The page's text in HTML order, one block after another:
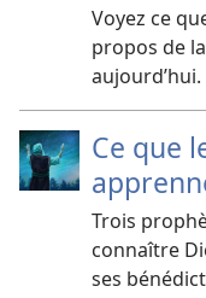
Voyez ce
propos de
aujourd’hui.
Ce que
Trois
connaître
ses